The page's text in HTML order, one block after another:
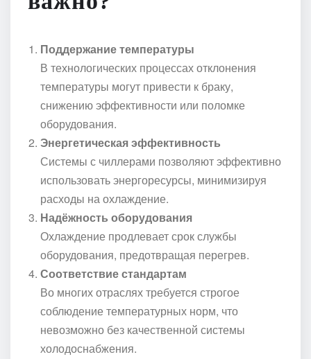
Поддержание температуры
В технологических процессах отклонения
температуры могут привести к браку,
снижению эффективности или поломке
оборудования.
Энергетическая эффективность
Системы с чиллерами позволяют эффективно
использовать энергоресурсы, минимизируя
расходы на охлаждение.
Надёжность оборудования
Охлаждение продлевает срок службы
оборудования, предотвращая перегрев.
Соответствие стандартам
Во многих отраслях требуется строгое
соблюдение температурных норм, что
невозможно без качественной системы
холодоснабжения.